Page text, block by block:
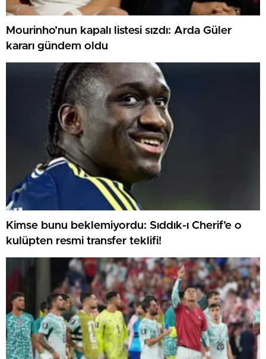
Mourinho’nun kapalı listesi sızdı: Arda Güler
kararı gündem oldu
Kimse bunu beklemiyordu: Sıddık-ı Cherif’e o
kulüpten resmi transfer teklifi!